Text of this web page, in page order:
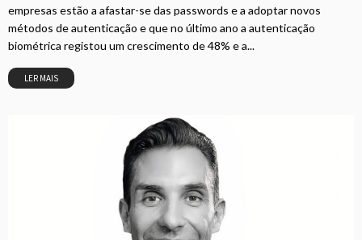
empresas estão a afastar-se das passwords e a adoptar novos
métodos de autenticação e que no último ano a autenticação
biométrica registou um crescimento de 48% e a...
LER MAIS